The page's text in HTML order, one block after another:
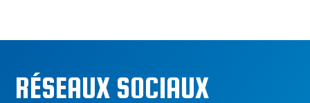
RÉSEAUX SOCIAUX